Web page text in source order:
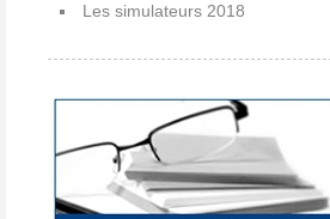
Les simulateurs 2018